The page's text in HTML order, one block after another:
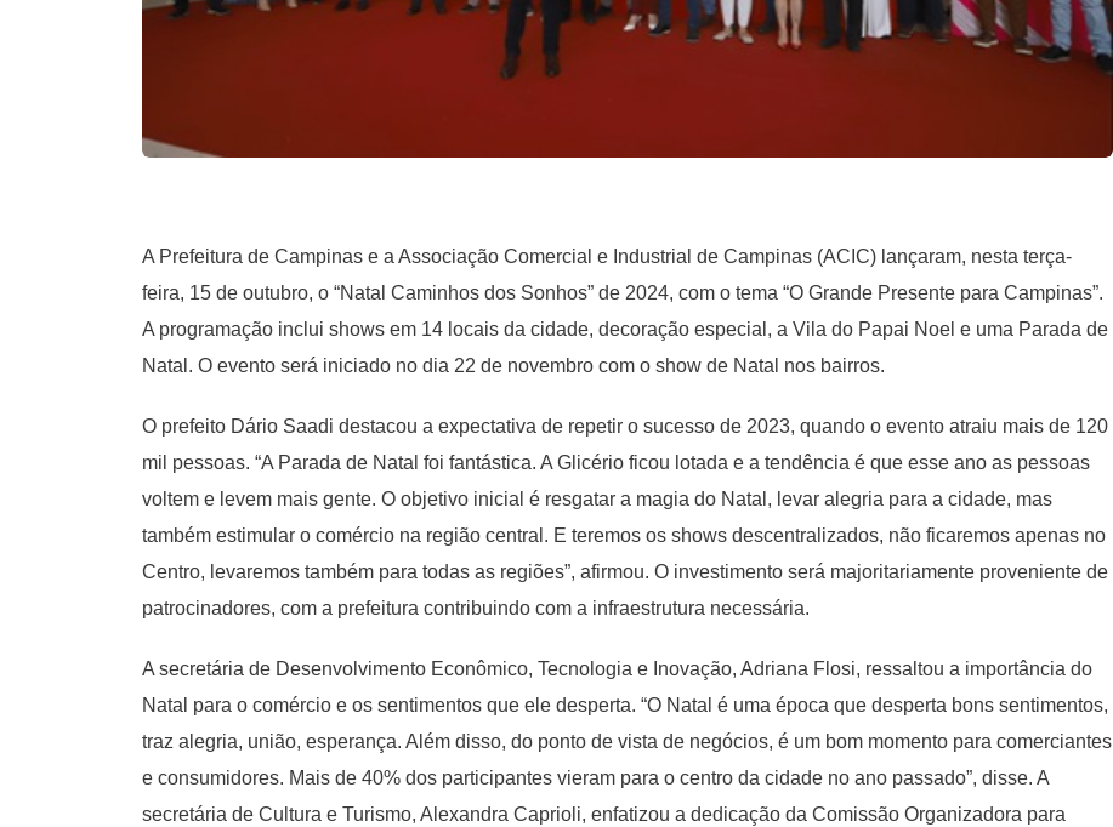
A Prefeitura de Campinas e a Associação Comercial e Industrial de Campinas (ACIC) lançaram, nesta terça-
feira, 15 de outubro, o “Natal Caminhos dos Sonhos” de 2024, com o tema “O Grande Presente para Campinas”.
A programação inclui shows em 14 locais da cidade, decoração especial, a Vila do Papai Noel e uma Parada de
Natal. O evento será iniciado no dia 22 de novembro com o show de Natal nos bairros.
O prefeito Dário Saadi destacou a expectativa de repetir o sucesso de 2023, quando o evento atraiu mais de 120
mil pessoas. “A Parada de Natal foi fantástica. A Glicério ficou lotada e a tendência é que esse ano as pessoas
voltem e levem mais gente. O objetivo inicial é resgatar a magia do Natal, levar alegria para a cidade, mas
também estimular o comércio na região central. E teremos os shows descentralizados, não ficaremos apenas no
Centro, levaremos também para todas as regiões”, afirmou. O investimento será majoritariamente proveniente de
patrocinadores, com a prefeitura contribuindo com a infraestrutura necessária.
A secretária de Desenvolvimento Econômico, Tecnologia e Inovação, Adriana Flosi, ressaltou a importância do
Natal para o comércio e os sentimentos que ele desperta. “O Natal é uma época que desperta bons sentimentos,
traz alegria, união, esperança. Além disso, do ponto de vista de negócios, é um bom momento para comerciantes
e consumidores. Mais de 40% dos participantes vieram para o centro da cidade no ano passado”, disse. A
secretária de Cultura e Turismo, Alexandra Caprioli, enfatizou a dedicação da Comissão Organizadora para